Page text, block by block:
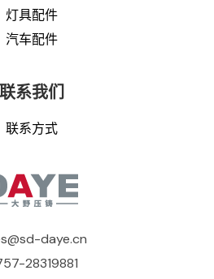
灯具配件
汽车配件
联系我们
联系方式
daye.cn
28319881